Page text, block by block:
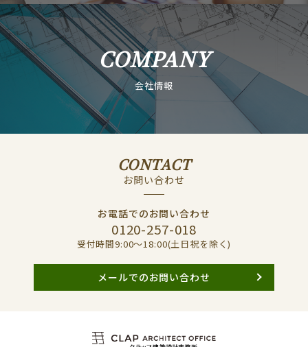
COMPANY
会社情報
CONTACT
お問い合わせ
お電話でのお問い合わせ
0120-257-018
受付時間9:00〜18:00(土日祝を除く)
メールでのお問い合わせ